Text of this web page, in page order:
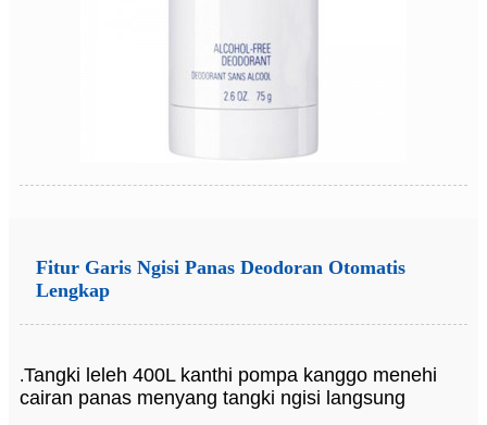
Fitur Garis Ngisi Panas Deodoran Otomatis
Lengkap
.Tangki leleh 400L kanthi pompa kanggo menehi
cairan panas menyang tangki ngisi langsung